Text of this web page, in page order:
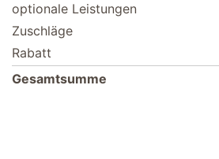
optionale Leistungen
Zuschläge
Rabatt
Gesamtsumme